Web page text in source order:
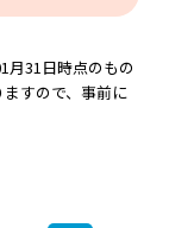
月31日時点のもの
すので、事前に